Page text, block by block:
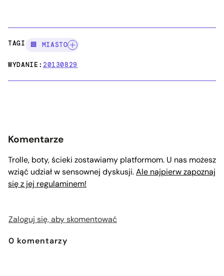
TAGI: 🏢 MIASTO
WYDANIE:20130829
Komentarze
Trolle, boty, ścieki zostawiamy platformom. U nas możesz
wziąć udział w sensownej dyskusji.Ale najpierw zapoznaj
się z jej regulaminem!
Zaloguj się, aby skomentować
0 komentarzy